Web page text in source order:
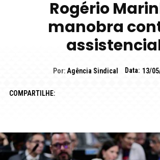
Rogério
manobra
Por: Agência Sindical Data: 13/
COMPARTILHE: